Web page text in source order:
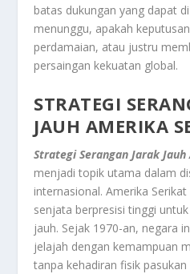
batas dukungan yang dapat
menunggu, apakah
perdamaian, atau justru
persaingan kekuatan global.
STRATEGI
JAUH AMERIKA
Strategi Serangan Jarak
menjadi topik utama dalam
internasional. Amerika
senjata berpresisi tinggi
jauh. Sejak 1970-an, negara
jelajah dengan kemampuan
tanpa kehadiran fisik